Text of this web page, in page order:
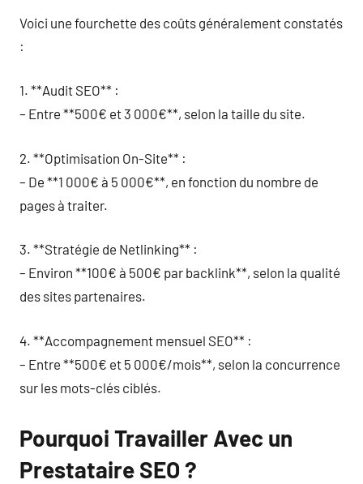
Voici une fourchette des coûts généralement constatés
:
1. **Audit SEO** :
– Entre **500€ et 3 000€**, selon la taille du site.
2. **Optimisation On-Site** :
– De **1 000€ à 5 000€**, en fonction du nombre de
pages à traiter.
3. **Stratégie de Netlinking** :
– Environ **100€ à 500€ par backlink**, selon la qualité
des sites partenaires.
4. **Accompagnement mensuel SEO** :
– Entre **500€ et 5 000€/mois**, selon la concurrence
sur les mots-clés ciblés.
Pourquoi Travailler Avec un
Prestataire SEO ?